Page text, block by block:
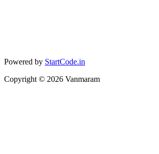
Powered by StartCode.in
Copyright © 2026 Vanmaram